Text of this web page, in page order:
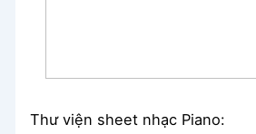
Thư viện sheet nhạc Piano: